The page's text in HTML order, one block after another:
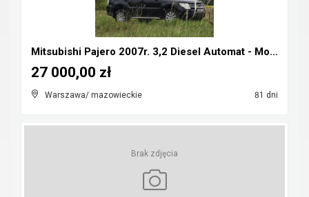
Mitsubishi Pajero 2007r. 3,2 Diesel Automat - Możl...
Warszawa/ mazowieckie 81 dni
27 000,00 zł
Brak zdjęcia